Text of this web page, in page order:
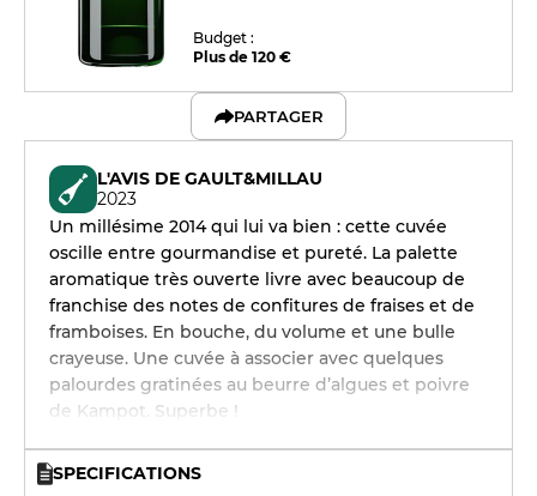
Budget :
Plus de 120 €
PARTAGER
L'AVIS DE GAULT&MILLAU
2023
Un millésime 2014 qui lui va bien : cette cuvée
oscille entre gourmandise et pureté. La palette
aromatique très ouverte livre avec beaucoup de
franchise des notes de confitures de fraises et de
framboises. En bouche, du volume et une bulle
crayeuse. Une cuvée à associer avec quelques
palourdes gratinées au beurre d’algues et poivre
de Kampot. Superbe !
SPECIFICATIONS